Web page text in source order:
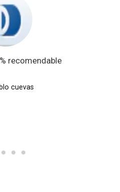
recomendable
cuevas